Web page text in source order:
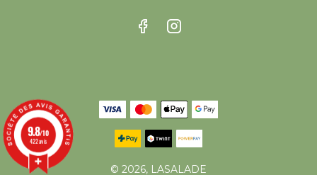
© 2026, LASALADE
9.8/10
422 avis